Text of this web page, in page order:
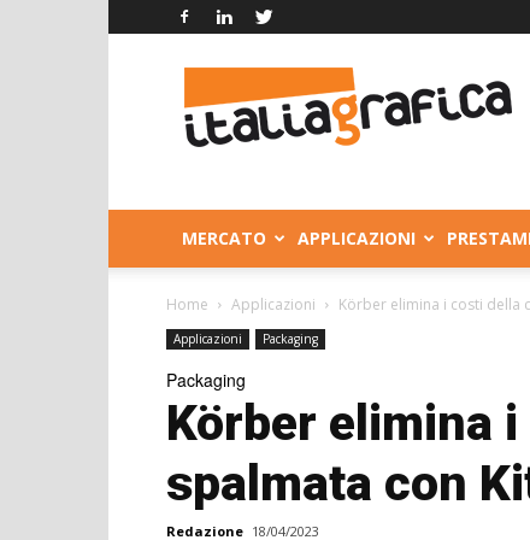
Grafica
MERCATO APPLICAZIONI
Home Applicazioni Körber elimina i costi della
Applicazioni Packaging
Packaging
Körber elimina
spalmata con
Redazione 18/04/2023